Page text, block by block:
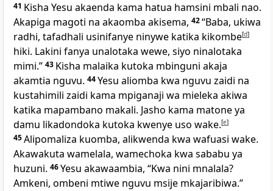
41 Kisha Yesu akaenda kama hatua hamsini mbali nao.
Akapiga magoti na akaomba akisema, 42“Baba, ukiwa
radhi, tafadhali usinifanye ninywe katika kikombe[d]
hiki. Lakini fanya unalotaka wewe, siyo ninalotaka
mimi.” 43 Kisha malaika kutoka mbinguni akaja
akamtia nguvu. 44Yesu aliomba kwa nguvu zaidi na
kustahimili zaidi kama mpiganaji wa mieleka akiwa
katika mapambano makali. Jasho kama matone ya
damu likadondoka kutoka kwenye uso wake.[e]
45Alipomaliza kuomba, alikwenda kwa wafuasi wake.
Akawakuta wamelala, wamechoka kwa sababu ya
huzuni. 46Yesu akawaambia, “Kwa nini mnalala?
Amkeni, ombeni mtiwe nguvu msije mkajaribiwa.”